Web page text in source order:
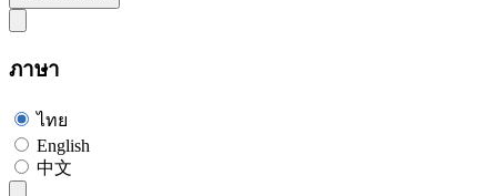
ภาษา
ไทย
English
中文